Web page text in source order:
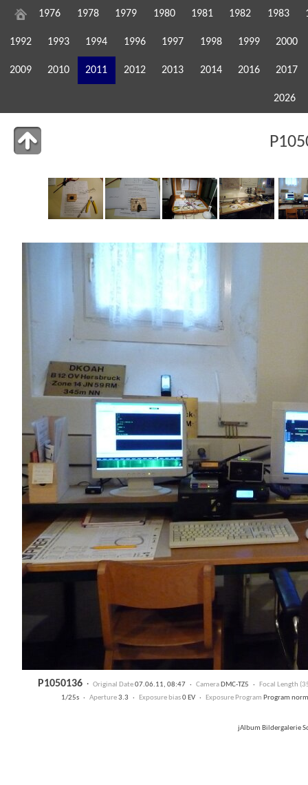
1976 1978 1979 1980 1981 1982 1983
1992 1993 1994 1996 1997 1998 1999 2000
2009 2010 2011 2012 2013 2014 2016 2017
2026
P1050136 · Original Date07.06.11, 08:47 · CameraDMC-TZ5 · Focal Length
1/25s · Aperture3.3 · Exposure bias0 EV · Exposure Program Program
jAlbum Bildergalerie